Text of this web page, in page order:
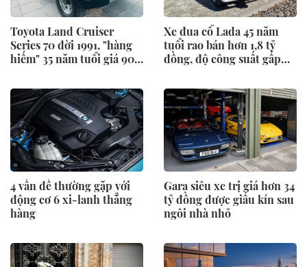
Toyota Land Cruiser
Series 70 đời 1991, "hàng
hiếm" 35 năm tuổi giá 900
Xe đua cổ Lada 45 năm
tuổi rao bán hơn 1,8 tỷ
đồng, độ công suất gấp
4 vấn đề thường gặp với
động cơ 6 xi-lanh thẳng
hàng
Gara siêu xe trị giá hơn 34
tỷ đồng được giấu kín sau
ngôi nhà nhỏ